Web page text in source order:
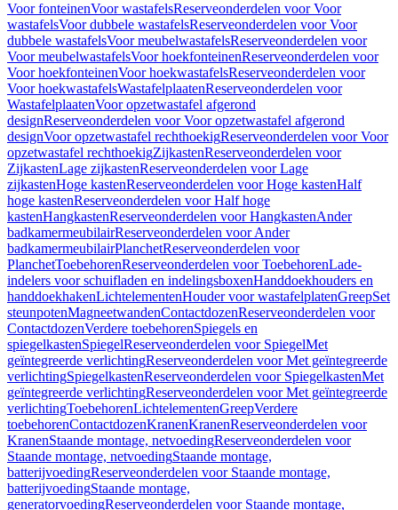
Voor fonteinenVoor wastafelsReserveonderdelen voor Voor
wastafelsVoor dubbele wastafelsReserveonderdelen voor Voor
dubbele wastafelsVoor meubelwastafelsReserveonderdelen voor
Voor meubelwastafelsVoor hoekfonteinenReserveonderdelen voor
Voor hoekfonteinenVoor hoekwastafelsReserveonderdelen voor
Voor hoekwastafelsWastafelplaatenReserveonderdelen voor
WastafelplaatenVoor opzetwastafel afgerond
designReserveonderdelen voor Voor opzetwastafel afgerond
designVoor opzetwastafel rechthoekigReserveonderdelen voor Voor
opzetwastafel rechthoekigZijkastenReserveonderdelen voor
ZijkastenLage zijkastenReserveonderdelen voor Lage
zijkastenHoge kastenReserveonderdelen voor Hoge kastenHalf
hoge kastenReserveonderdelen voor Half hoge
kastenHangkastenReserveonderdelen voor HangkastenAnder
badkamermeubilairReserveonderdelen voor Ander
badkamermeubilairPlanchetReserveonderdelen voor
PlanchetToebehorenReserveonderdelen voor ToebehorenLade-
indelers voor schuifladen en indelingsboxenHanddoekhouders en
handdoekhakenLichtelementenHouder voor wastafelplatenGreepSet
steunpotenMagneetwandenContactdozenReserveonderdelen voor
ContactdozenVerdere toebehorenSpiegels en
spiegelkastenSpiegelReserveonderdelen voor SpiegelMet
geïntegreerde verlichtingReserveonderdelen voor Met geïntegreerde
verlichtingSpiegelkastenReserveonderdelen voor SpiegelkastenMet
geïntegreerde verlichtingReserveonderdelen voor Met geïntegreerde
verlichtingToebehorenLichtelementenGreepVerdere
toebehorenContactdozenKranenKranenReserveonderdelen voor
KranenStaande montage, netvoedingReserveonderdelen voor
Staande montage, netvoedingStaande montage,
batterijvoedingReserveonderdelen voor Staande montage,
batterijvoedingStaande montage,
generatorvoedingReserveonderdelen voor Staande montage,